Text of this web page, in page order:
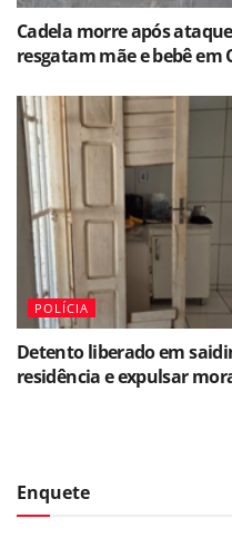
Cadela morre após
resgatam mãe e bebê em
POLÍCIA
Detento liberado em
residência e expulsar
Enquete